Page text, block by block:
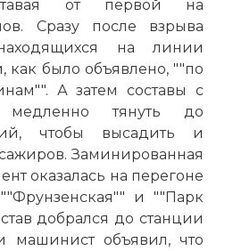
от первой на
Сразу после взрыва
на линии
как было объявлено, ""по
А затем составы с
тянуть до
чтобы высадить и
Заминированная
оказалась на перегоне
и ""Парк
добрался до станции
машинист объявил, что